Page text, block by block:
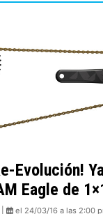
Evolución!
Eagle de
el 24/03/16 a las 2:00